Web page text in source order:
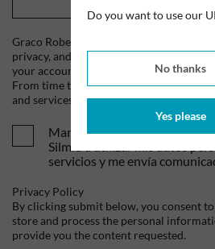
Do you want to use our
No thanks
Yes please
Graco Roberts is committed to
privacy, and we'll only use your
your account and to provide the
From time to time, we would like to
and services, as well as other content
Mandame tus ofertas y
Silmid a utilizar mis datos
servicios y me envía
Privacy Policy
By clicking submit below, you consent
store and process the personal
provide you the content requested.